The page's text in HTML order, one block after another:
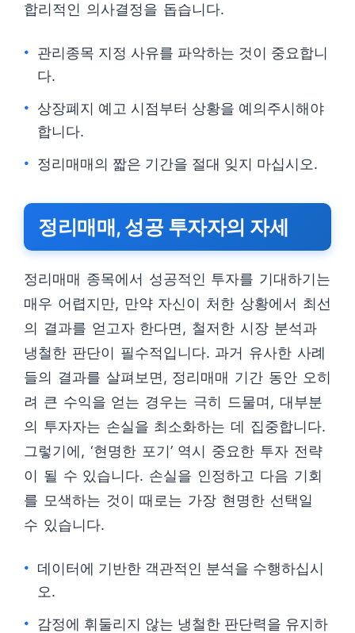
합리적인 의사결정을 돕습니다.
관리종목 지정 사유를 파악하는 것이 중요합니
다.
상장폐지 예고 시점부터 상황을 예의주시해야
합니다.
정리매매의 짧은 기간을 절대 잊지 마십시오.
정리매매, 성공 투자자의 자세
정리매매 종목에서 성공적인 투자를 기대하기는
매우 어렵지만, 만약 자신이 처한 상황에서 최선
의 결과를 얻고자 한다면, 철저한 시장 분석과
냉철한 판단이 필수적입니다. 과거 유사한 사례
들의 결과를 살펴보면, 정리매매 기간 동안 오히
려 큰 수익을 얻는 경우는 극히 드물며, 대부분
의 투자자는 손실을 최소화하는 데 집중합니다.
그렇기에, ‘현명한 포기’ 역시 중요한 투자 전략
이 될 수 있습니다. 손실을 인정하고 다음 기회
를 모색하는 것이 때로는 가장 현명한 선택일
수 있습니다.
데이터에 기반한 객관적인 분석을 수행하십시
오.
감정에 휘둘리지 않는 냉철한 판단력을 유지하